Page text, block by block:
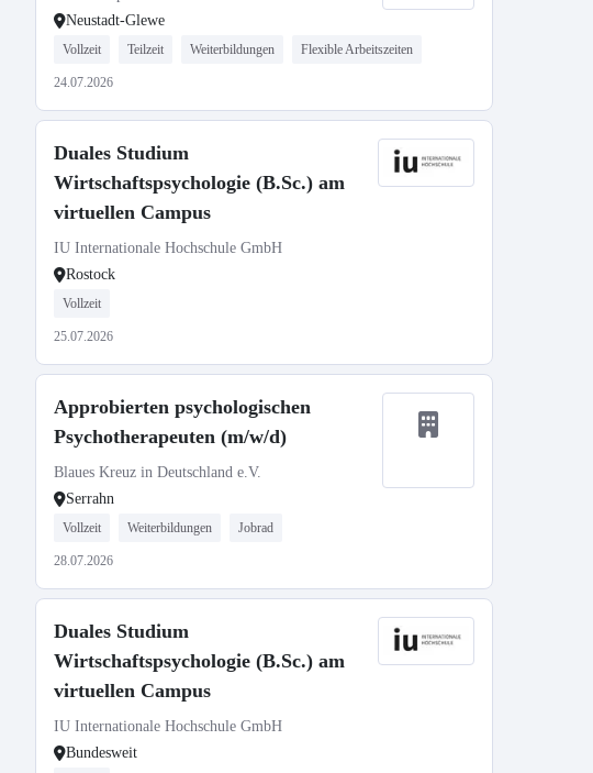
Neustadt-Glewe
Vollzeit Teilzeit Weiterbildungen Flexible Arbeitszeiten
24.07.2026
Duales Studium
Wirtschaftspsychologie (B.Sc.) am
virtuellen Campus
IU Internationale Hochschule GmbH
Rostock
Vollzeit
25.07.2026
Approbierten psychologischen
Psychotherapeuten (m/w/d)
Blaues Kreuz in Deutschland e.V.
Serrahn
Vollzeit Weiterbildungen Jobrad
28.07.2026
Duales Studium
Wirtschaftspsychologie (B.Sc.) am
virtuellen Campus
IU Internationale Hochschule GmbH
Bundesweit